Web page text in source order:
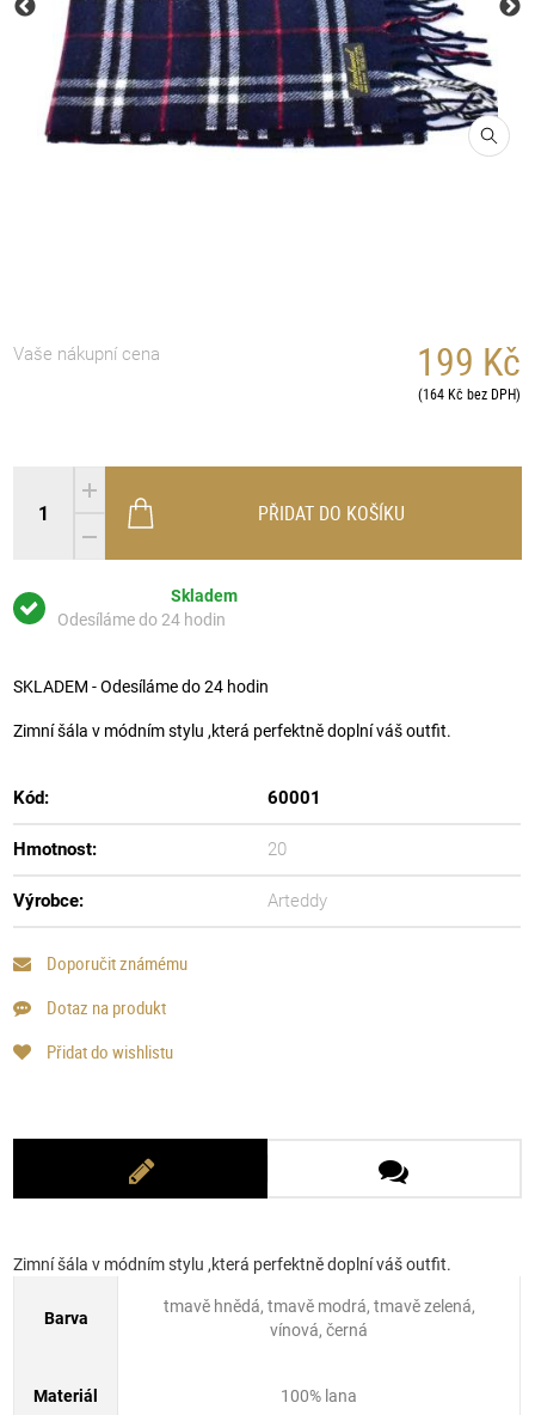
Vaše nákupní cena 199 Kč
(164 Kč bez DPH)
Skladem
Odesíláme do 24 hodin
PŘIDAT DO KOŠÍKU
SKLADEM - Odesíláme do 24 hodin
Zimní šála v módním stylu ,která perfektně doplní váš outfit.
Kód: 60001
Hmotnost: 20
Výrobce: Arteddy
Doporučit známému
Dotaz na produkt
Přidat do wishlistu
Zimní šála v módním stylu ,která perfektně doplní váš outfit.
Barva
tmavě hnědá, tmavě modrá, tmavě zelená,
vínová, černá
Materiál 100% lana